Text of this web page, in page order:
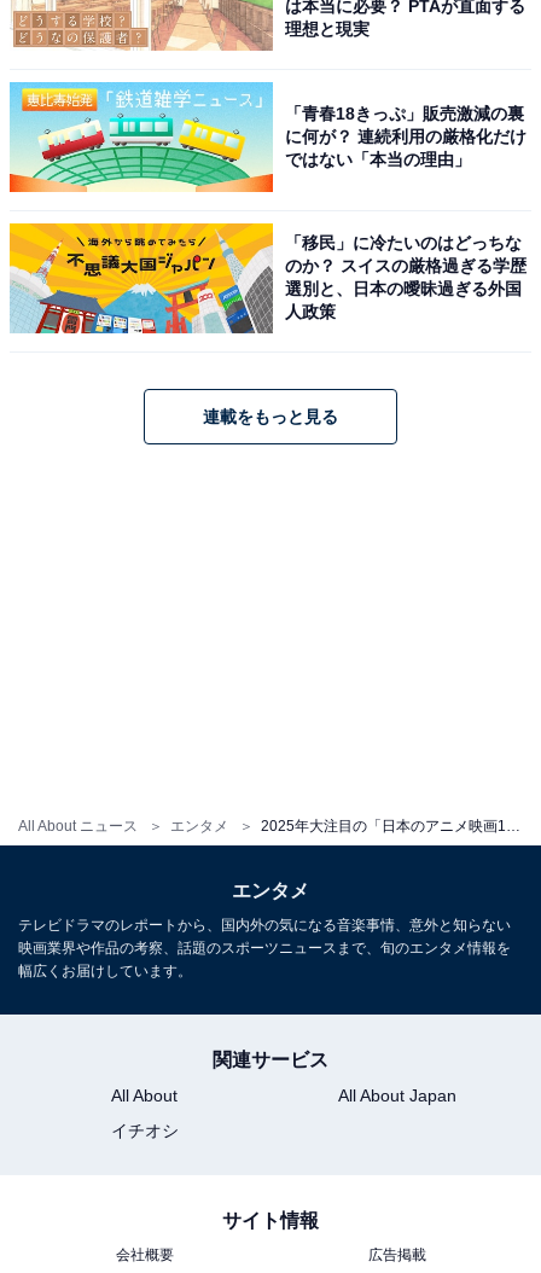
All About ニュース エンタメ 2025年大注目の「日本のアニメ映画12選」を全力紹介してみた！『たべっ子どうぶつ』をまずは見てほしい
完成させた長編作品です。
あらすじは「いじめられっ子の少年がアイドルを目指
す」というシンプルなもの。主人公はタイトルの「無
名」が示すように「誰からも本当の名前を呼ばれること
のなかった」人物です。簡素にも思える画ながら、バリ
エーションが豊かで飽きさせず、朴訥（ぼくとつ）とし
た語り口には独特の魅力があります。主人公の人生が波
乱万丈という言葉でも足りないほどに目まぐるしく展開
し、やがて「とんでもないところに連れて行かれる」物
なり残酷かつシビアな展開もあるため、ある程度の好み
は分かれるでしょう。しかし、描かれる出来事の数々は
「現実の世界にもあるもの」でした。たった93分の上映
どの感動がありました。絶対に映画館で見るべき、
年ベスト候補の傑作
であると断言します。
アップして一挙に紹介していきましょう。
は本当に必要？ PTAが直面する
理想と現実
「青春18きっぷ」販売激減の裏
に何が？ 連続利用の厳格化だけ
ではない「本当の理由」
「移民」に冷たいのはどっちな
のか？ スイスの厳格過ぎる学歴
選別と、日本の曖昧過ぎる外国
人政策
連載をもっと見る
エンタメ
テレビドラマのレポートから、国内外の気になる音楽事情、意外と知らない
映画業界や作品の考察、話題のスポーツニュースまで、旬のエンタメ情報を
幅広くお届けしています。
関連サービス
All About
All About Japan
イチオシ
サイト情報
会社概要 広告掲載